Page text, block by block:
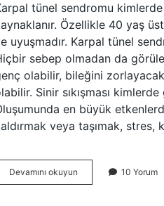
tünel sendromu
Özellikle 40 yaş
uyuşmadır. Karpal tünel
sebep olmadan da
olabilir, bileğini
Sinir sıkışması
en büyük
veya taşımak,
Devamını okuyun
Tünel
10 Yorum